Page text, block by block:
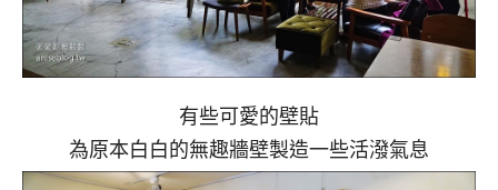
有些可愛的壁貼
為原本白白的無趣牆壁製造一些活潑氣息